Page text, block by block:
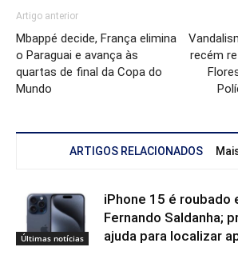
Artigo anterior
Mbappé decide, França elimina
o Paraguai e avança às
quartas de final da Copa do
Mundo
recém
ARTIGOS RELACIONADOS
Últimas notícias
iPhone 15 é roubado
Fernando Saldanha;
ajuda para localizar